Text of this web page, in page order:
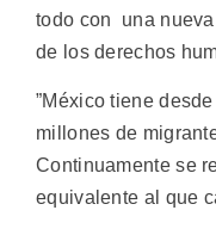
todo con una
de los derechos
”México tiene
millones de
Continuamente se
equivalente al que